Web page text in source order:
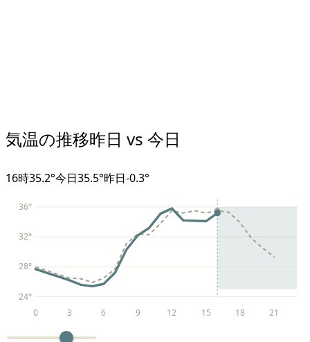
気温の推移昨日 vs 今日
16時35.2°今日35.5°昨日-0.3°
24°
28°
32°
36°
0 3 6 9 12 15 18 21